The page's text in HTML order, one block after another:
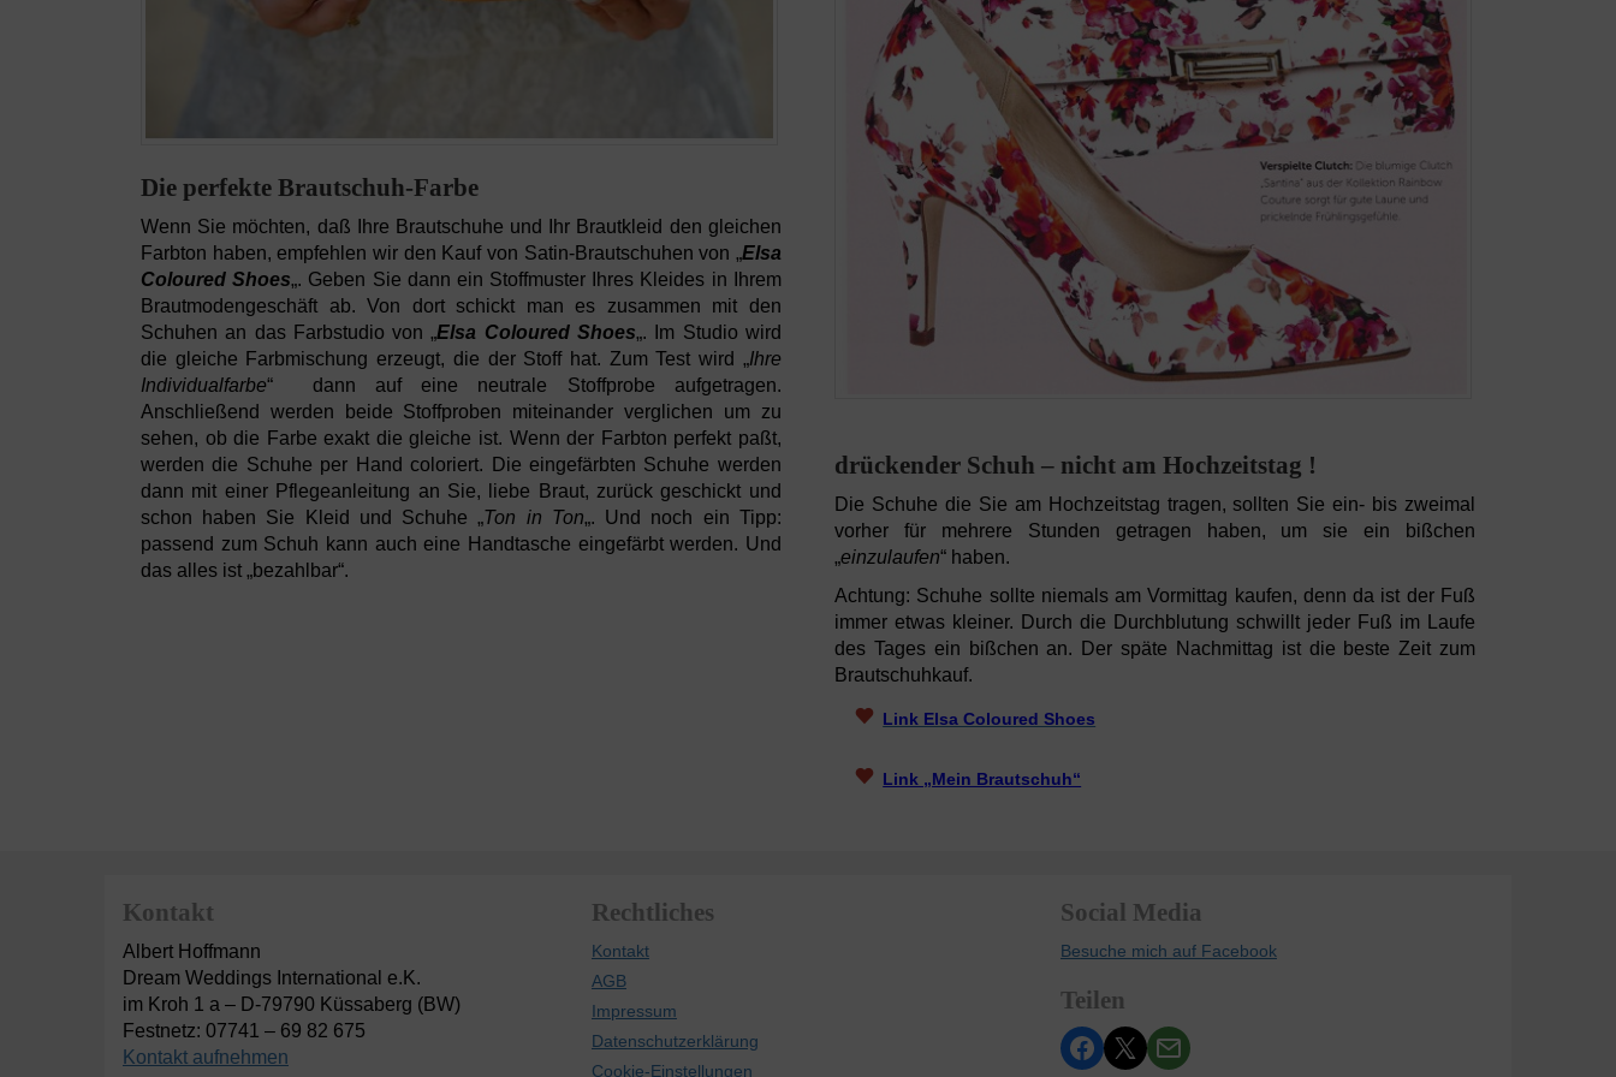
Die perfekte Brautschuh-Farbe
Wenn Sie möchten, daß Ihre Brautschuhe und Ihr Brautkleid den gleichen
Farbton haben, empfehlen wir den Kauf von Satin-Brautschuhen von „Elsa
Coloured Shoes„. Geben Sie dann ein Stoffmuster Ihres Kleides in Ihrem
Brautmodengeschäft ab. Von dort schickt man es zusammen mit den
Schuhen an das Farbstudio von „Elsa Coloured Shoes„. Im Studio wird
die gleiche Farbmischung erzeugt, die der Stoff hat. Zum Test wird „Ihre
Individualfarbe“ dann auf eine neutrale Stoffprobe aufgetragen.
Anschließend werden beide Stoffproben miteinander verglichen um zu
sehen, ob die Farbe exakt die gleiche ist. Wenn der Farbton perfekt paßt,
werden die Schuhe per Hand coloriert. Die eingefärbten Schuhe werden
dann mit einer Pflegeanleitung an Sie, liebe Braut, zurück geschickt und
schon haben Sie Kleid und Schuhe „Ton in Ton„. Und noch ein Tipp:
passend zum Schuh kann auch eine Handtasche eingefärbt werden. Und
das alles ist „bezahlbar“.
drückender Schuh – nicht am Hochzeitstag !
Die Schuhe die Sie am Hochzeitstag tragen, sollten Sie ein- bis zweimal
vorher für mehrere Stunden getragen haben, um sie ein bißchen
„einzulaufen“ haben.
Achtung: Schuhe sollte niemals am Vormittag kaufen, denn da ist der Fuß
immer etwas kleiner. Durch die Durchblutung schwillt jeder Fuß im Laufe
des Tages ein bißchen an. Der späte Nachmittag ist die beste Zeit zum
Brautschuhkauf.
Link Elsa Coloured Shoes
Link „Mein Brautschuh“
Kontakt
Albert Hoffmann
Dream Weddings International e.K.
im Kroh 1 a – D-79790 Küssaberg (BW)
Festnetz: 07741 – 69 82 675
Kontakt aufnehmen
Rechtliches
Kontakt
AGB
Impressum
Datenschutzerklärung
Cookie-Einstellungen
Social Media
Besuche mich auf Facebook
Teilen